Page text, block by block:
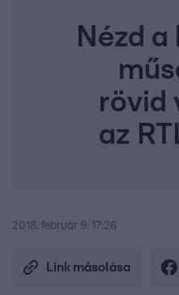
Nézd
rövid
az
2018. február 9. 17:26
Link másolása